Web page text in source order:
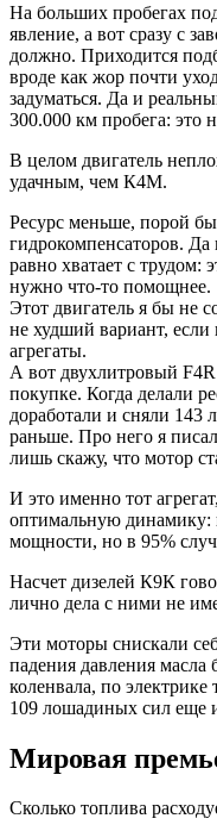
На больших пробегах
явление, а вот сразу с
должно. Приходится
вроде как жор почти
задуматься. Да и
300.000 км пробега: это
В целом двигатель
удачным, чем К4М.
Ресурс меньше, порой
гидрокомпенсаторов.
равно хватает с трудом:
нужно что-то помощнее.
Этот двигатель я бы не
не худший вариант,
агрегаты.
А вот двухлитровый
покупке. Когда делали
доработали и сняли 143
раньше. Про него я
лишь скажу, что мотор
И это именно тот
оптимальную динамику:
мощности, но в 95%
Насчет дизелей К9К
лично дела с ними не
Эти моторы снискали
падения давления
коленвала, по электрике
109 лошадиных сил еще
Мировая
Сколько топлива